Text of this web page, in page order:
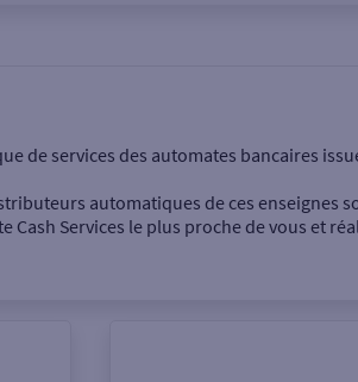
de services des automates bancaires
automatiques de ces enseignes
Cash Services le plus proche de vous et